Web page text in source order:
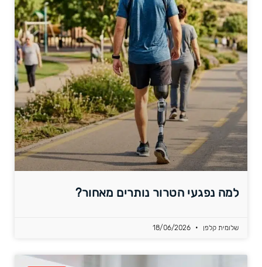
למה נפגעי הטרור נותרים מאחור?
שלומית קלפן